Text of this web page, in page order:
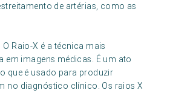
de artérias, como as
O Raio-X é a técnica mais
em imagens médicas. É um ato
que é usado para produzir
no diagnóstico clínico. Os raios X